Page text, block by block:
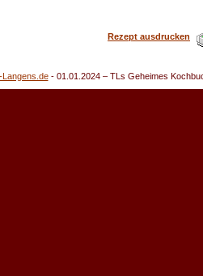
Rezept ausdrucken
- 01.01.2024– TLs Geheimes